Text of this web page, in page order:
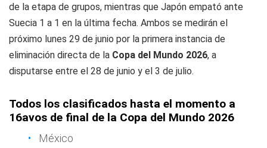
de la etapa de grupos, mientras que Japón empató ante
Suecia 1 a 1 en la última fecha. Ambos se medirán el
próximo lunes 29 de junio por la primera instancia de
eliminación directa de la Copa del Mundo 2026, a
disputarse entre el 28 de junio y el 3 de julio.
Todos los clasificados hasta el momento a
16avos de final de la Copa del Mundo 2026
México